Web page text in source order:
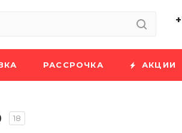
РАССРОЧКА АКЦИИ
18